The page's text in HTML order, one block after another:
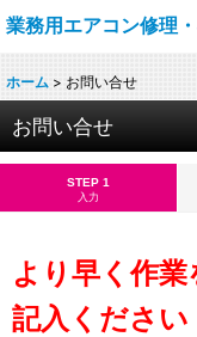
業務用エアコン修理
ホーム > お問い合せ
お問い合せ
STEP 1
入力
より早く作
記入ください